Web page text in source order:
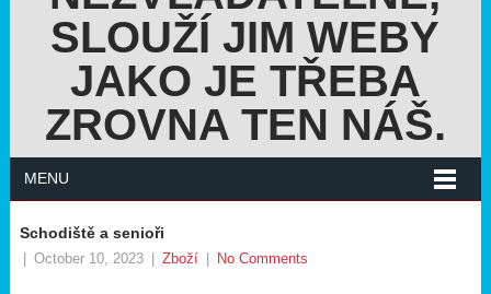
SLOUŽÍ JIM WEBY
JAKO JE TŘEBA
ZROVNA TEN NÁŠ.
MENU
Schodiště a senioři
October 10, 2023 Zboží No Comments